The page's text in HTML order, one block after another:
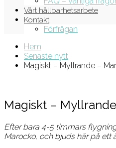
Vårt hållbarhetsarbete
Kontakt
Förfrågan
Hem
Senaste nytt
Magiskt – Myllrande –
Magiskt –
Efter bara 4-5 timmars
Marocko, och bjuds här på ett